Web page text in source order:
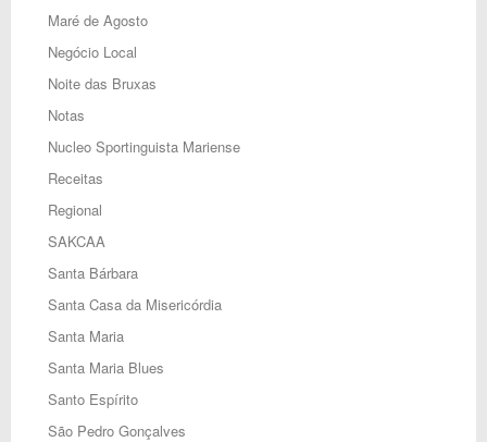
Maré de Agosto
Negócio Local
Noite das Bruxas
Notas
Nucleo Sportinguista Mariense
Receitas
Regional
SAKCAA
Santa Bárbara
Santa Casa da Misericórdia
Santa Maria
Santa Maria Blues
Santo Espírito
São Pedro Gonçalves